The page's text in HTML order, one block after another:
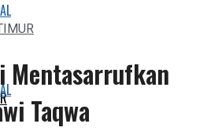
Mentasarrufkan
Taqwa